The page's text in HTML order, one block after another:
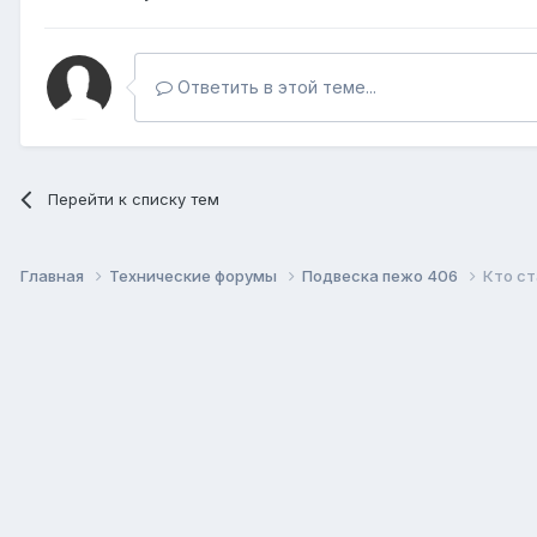
Ответить в этой теме...
Перейти к списку тем
Главная Технические форумы Подвеска пежо 406 Кто